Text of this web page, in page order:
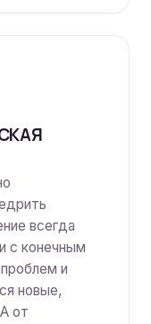
всегда
с конечным
и
новые,
от